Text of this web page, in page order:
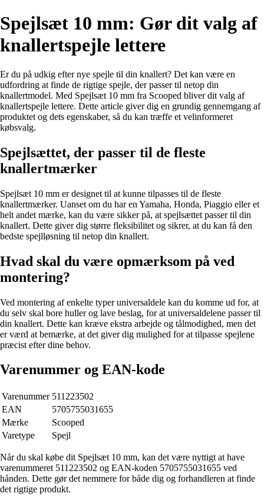
Spejlsæt 10 mm: Gør dit valg af
knallertspejle lettere
Er du på udkig efter nye spejle til din knallert? Det kan være en
udfordring at finde de rigtige spejle, der passer til netop din
knallertmodel. Med Spejlsæt 10 mm fra Scooped bliver dit valg af
knallertspejle lettere. Dette article giver dig en grundig gennemgang af
produktet og dets egenskaber, så du kan træffe et velinformeret
købsvalg.
Spejlsættet, der passer til de fleste
knallertmærker
Spejlsæt 10 mm er designet til at kunne tilpasses til de fleste
knallertmærker. Uanset om du har en Yamaha, Honda, Piaggio eller et
helt andet mærke, kan du være sikker på, at spejlsættet passer til din
knallert. Dette giver dig større fleksibilitet og sikrer, at du kan få den
bedste spejlløsning til netop din knallert.
Hvad skal du være opmærksom på ved
montering?
Ved montering af enkelte typer universaldele kan du komme ud for, at
du selv skal bore huller og lave beslag, for at universaldelene passer til
din knallert. Dette kan kræve ekstra arbejde og tålmodighed, men det
er værd at bemærke, at det giver dig mulighed for at tilpasse spejlene
præcist efter dine behov.
Varenummer og EAN-kode
Varenummer 511223502
EAN
5705755031655
Mærke
Scooped
Varetype
Spejl
Når du skal købe dit Spejlsæt 10 mm, kan det være nyttigt at have
varenummeret 511223502 og EAN-koden 5705755031655 ved
hånden. Dette gør det nemmere for både dig og forhandleren at finde
det rigtige produkt.